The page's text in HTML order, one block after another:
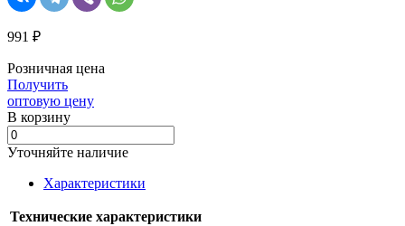
991 ₽
Розничная цена
Получить
оптовую цену
В корзинy
Уточняйте наличие
Характеристики
Технические характеристики